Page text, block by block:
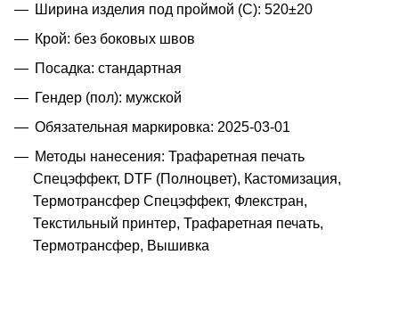
Ширина изделия под проймой (С): 520±20
Крой: без боковых швов
Посадка: стандартная
Гендер (пол): мужской
Обязательная маркировка: 2025-03-01
Методы нанесения: Трафаретная печать
Спецэффект, DTF (Полноцвет), Кастомизация,
Термотрансфер Спецэффект, Флекстран,
Текстильный принтер, Трафаретная печать,
Термотрансфер, Вышивка